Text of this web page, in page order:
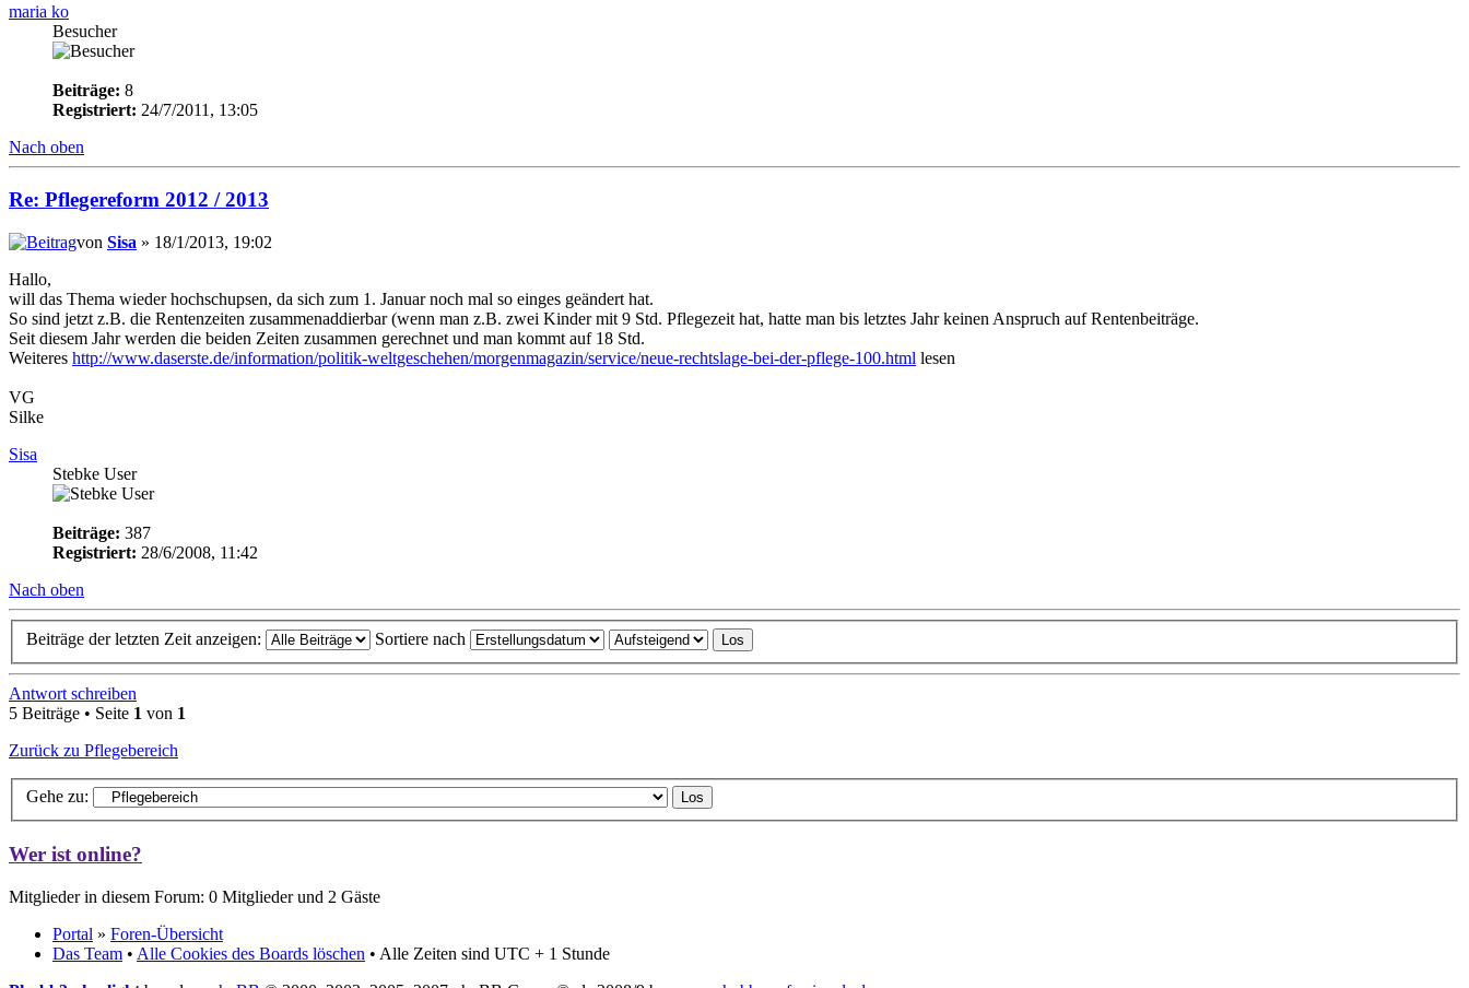
maria ko
Besucher
Beiträge: 8
Registriert: 24/7/2011, 13:05
Nach oben
Re: Pflegereform 2012 / 2013
von Sisa » 18/1/2013, 19:02
Hallo,
will das Thema wieder hochschupsen, da sich zum 1. Januar noch mal so einges geändert hat.
So sind jetzt z.B. die Rentenzeiten zusammenaddierbar (wenn man z.B. zwei Kinder mit 9 Std. Pflegezeit hat, hatte man bis letztes Jahr keinen Anspruch auf Rentenbeiträge.
Seit diesem Jahr werden die beiden Zeiten zusammen gerechnet und man kommt auf 18 Std.
Weiteres http://www.daserste.de/information/politik-weltgeschehen/morgenmagazin/service/neue-rechtslage-bei-der-pflege-100.html lesen
VG
Silke
Sisa
Stebke User
Beiträge: 387
Registriert: 28/6/2008, 11:42
Nach oben
Beiträge der letzten Zeit anzeigen: Sortiere nach
Antwort schreiben
5 Beiträge • Seite 1 von 1
Zurück zu Pflegebereich
Gehe zu:
Wer ist online?
Mitglieder in diesem Forum: 0 Mitglieder und 2 Gäste
Portal » Foren-Übersicht
Das Team • Alle Cookies des Boards löschen • Alle Zeiten sind UTC + 1 Stunde